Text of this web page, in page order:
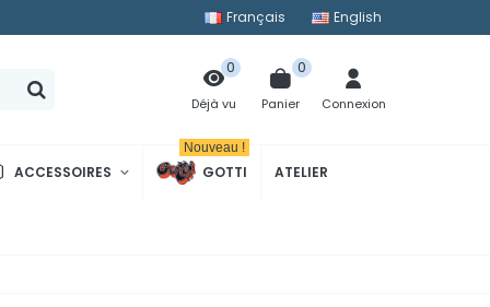
Français English
Déjà vu
0
Panier
0
Connexion
ACCESSOIRES GOTTI
Nouveau !
ATELIER